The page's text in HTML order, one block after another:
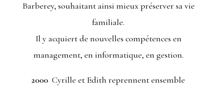
Barberey, souhaitant ainsi mieux préserver sa vie
familiale.
Il y acquiert de nouvelles compétences en
management, en informatique, en gestion.
2000 Cyrille et Edith reprennent ensemble